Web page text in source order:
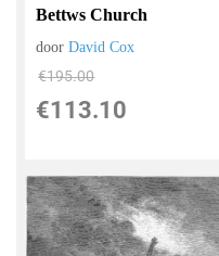
Bettws Church
doorDavid Cox
€195.00
€113.10